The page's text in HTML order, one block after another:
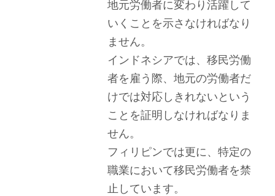
地元労働者に変わり活躍して
いくことを示さなければなり
ません。
インドネシアでは、移民労働
者を雇う際、地元の労働者だ
けでは対応しきれないという
ことを証明しなければなりま
せん。
フィリピンでは更に、特定の
職業において移民労働者を禁
止しています。